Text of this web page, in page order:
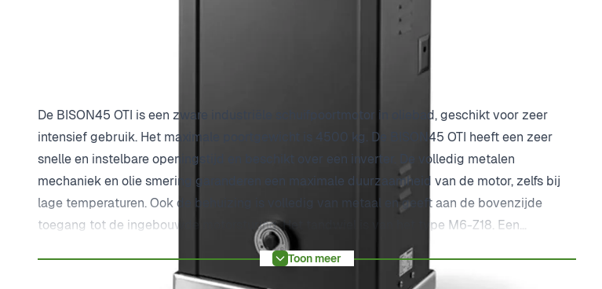
De BISON45 OTI is een zware industriële schuifpoortmotor in oliebad, geschikt voor zeer
intensief gebruik. Het maximale poortgewicht is 4500 kg. De BISON45 OTI heeft een zeer
snelle en instelbare openingstijd en beschikt over een inverter. De volledig metalen
mechaniek en olie smering garanderen een maximale duurzaamheid van de motor, zelfs bij
lage temperaturen. Ook de behuizing is volledig van metaal en geeft aan de bovenzijde
toegang tot de ingebouwde motorsturing. Het tandwiel is van het type M6-Z18. Een
verstelbare funderlingsplaat wordt meegeleverd.
Toon meer